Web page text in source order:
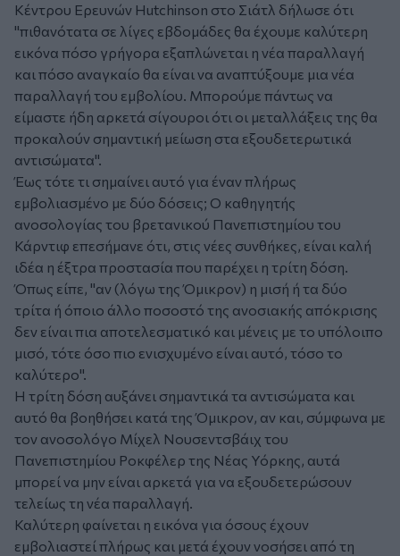
Κέντρου Ερευνών Hutchinson στο Σιάτλ δήλωσε ότι
"πιθανότατα σε λίγες εβδομάδες θα έχουμε καλύτερη
εικόνα πόσο γρήγορα εξαπλώνεται η νέα παραλλαγή
και πόσο αναγκαίο θα είναι να αναπτύξουμε μια νέα
παραλλαγή του εμβολίου. Μπορούμε πάντως να
είμαστε ήδη αρκετά σίγουροι ότι οι μεταλλάξεις της θα
προκαλούν σημαντική μείωση στα εξουδετερωτικά
αντισώματα".
Έως τότε τι σημαίνει αυτό για έναν πλήρως
εμβολιασμένο με δύο δόσεις; Ο καθηγητής
ανοσολογίας του βρετανικού Πανεπιστημίου του
Κάρντιφ επεσήμανε ότι, στις νέες συνθήκες, είναι καλή
ιδέα η έξτρα προστασία που παρέχει η τρίτη δόση.
Όπως είπε, "αν (λόγω της Όμικρον) η μισή ή τα δύο
τρίτα ή όποιο άλλο ποσοστό της ανοσιακής απόκρισης
δεν είναι πια αποτελεσματικό και μένεις με το υπόλοιπο
μισό, τότε όσο πιο ενισχυμένο είναι αυτό, τόσο το
καλύτερο".
Η τρίτη δόση αυξάνει σημαντικά τα αντισώματα και
αυτό θα βοηθήσει κατά της Όμικρον, αν και, σύμφωνα με
τον ανοσολόγο Μίχελ Νουσεντσβάιχ του
Πανεπιστημίου Ροκφέλερ της Νέας Υόρκης, αυτά
μπορεί να μην είναι αρκετά για να εξουδετερώσουν
τελείως τη νέα παραλλαγή.
Καλύτερη φαίνεται η εικόνα για όσους έχουν
εμβολιαστεί πλήρως και μετά έχουν νοσήσει από τη